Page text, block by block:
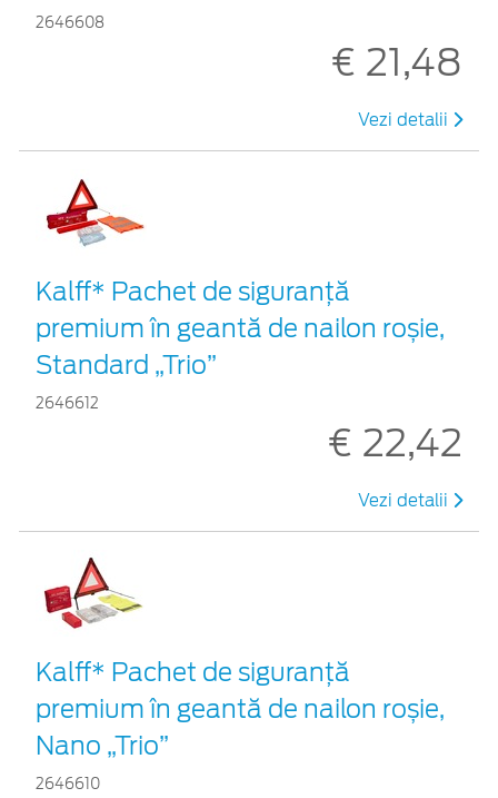
2646608
€ 21,48
Vezi detalii
Kalff* Pachet de siguranţă
premium în geantă de nailon roșie,
Standard „Trio”
2646612
€ 22,42
Vezi detalii
Kalff* Pachet de siguranţă
premium în geantă de nailon roșie,
Nano „Trio”
2646610